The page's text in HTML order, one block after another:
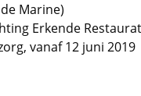
Marine)
Erkende
vanaf 12 juni 2019